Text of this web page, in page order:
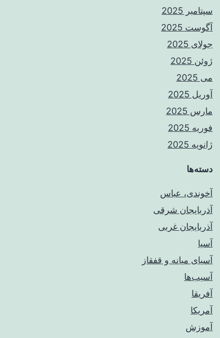
سپتامبر 2025
آگوست 2025
جولای 2025
ژوئن 2025
می 2025
آوریل 2025
مارس 2025
فوریه 2025
ژانویه 2025
دسته‌ها
آخوندی، عباس
آذربایجان شرقی
آذربایجان غربی
آسیا
آسیای میانه و قفقاز
آسیب‌ها
آفریقا
آمریکا
آموزش